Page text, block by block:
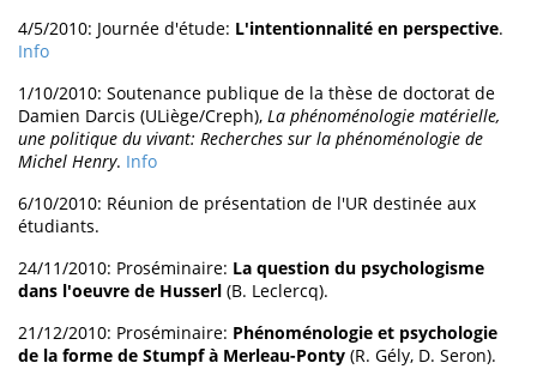
4/5/2010: Journée d'étude: L'intentionnalité en perspective.
Info
1/10/2010: Soutenance publique de la thèse de doctorat de
Damien Darcis (ULiège/Creph), La phénoménologie matérielle,
une politique du vivant: Recherches sur la phénoménologie de
Michel Henry. Info
6/10/2010: Réunion de présentation de l'UR destinée aux
étudiants.
24/11/2010: Proséminaire: La question du psychologisme
dans l'oeuvre de Husserl (B. Leclercq).
21/12/2010: Proséminaire: Phénoménologie et psychologie
de la forme de Stumpf à Merleau-Ponty (R. Gély, D. Seron).